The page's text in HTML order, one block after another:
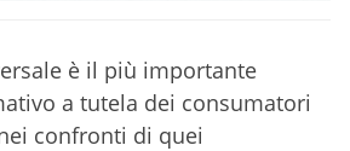
è il più importante
a tutela dei consumatori
confronti di quei